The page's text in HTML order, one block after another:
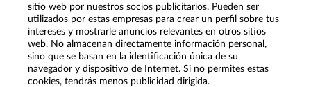
sitio web por nuestros socios publicitarios. Pueden ser
utilizados por estas empresas para crear un perfil sobre tus
intereses y mostrarle anuncios relevantes en otros sitios
web. No almacenan directamente información personal,
sino que se basan en la identificación única de su
navegador y dispositivo de Internet. Si no permites estas
cookies, tendrás menos publicidad dirigida.